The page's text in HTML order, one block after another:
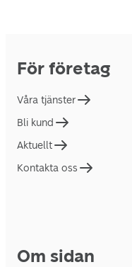
För företag
Våra tjänster
Bli kund
Aktuellt
Kontakta oss
Om sidan